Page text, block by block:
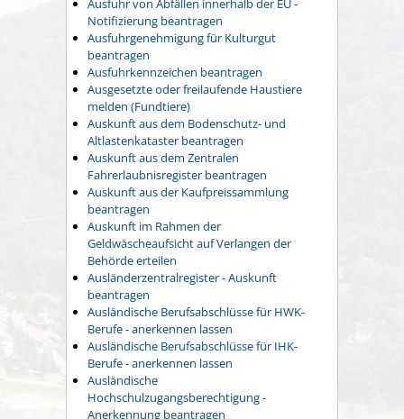
Notifizierung beantragen
Ausfuhrgenehmigung für Kulturgut
beantragen
Ausfuhrkennzeichen beantragen
Ausgesetzte oder freilaufende Haustiere
melden (Fundtiere)
Auskunft aus dem Bodenschutz- und
Altlastenkataster beantragen
Auskunft aus dem Zentralen
Fahrerlaubnisregister beantragen
Auskunft aus der Kaufpreissammlung
beantragen
Auskunft im Rahmen der
Geldwäscheaufsicht auf Verlangen der
Behörde erteilen
Ausländerzentralregister - Auskunft
beantragen
Ausländische Berufsabschlüsse für HWK-
Berufe - anerkennen lassen
Ausländische Berufsabschlüsse für IHK-
Berufe - anerkennen lassen
Ausländische
Hochschulzugangsberechtigung -
Anerkennung beantragen